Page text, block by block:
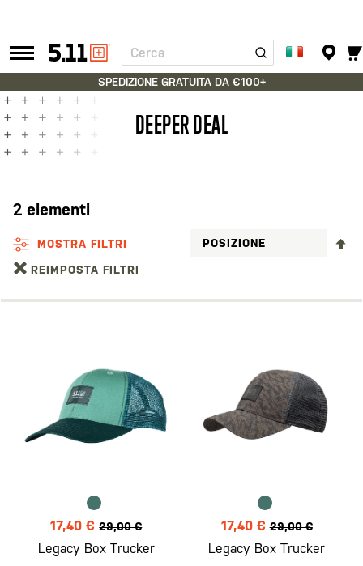
Tactical
Gear
Cerca
SPEDIZIONE GRATUITA DA €100+
DEEPER DEAL
2 elementi
MOSTRA FILTRI
REIMPOSTA FILTRI
17,40 € 29,00 €
Legacy Box Trucker
17,40 € 29,00 €
Legacy Box Trucker